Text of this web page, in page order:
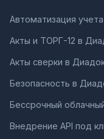
Автоматизация
Акты и ТОРГ-12 в
Акты сверки в
Безопасность в
Бессрочный
Внедрение API под